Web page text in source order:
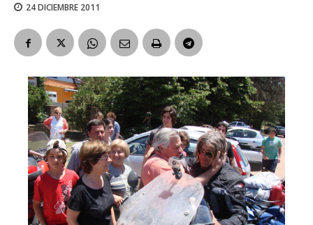
24 DICIEMBRE 2011